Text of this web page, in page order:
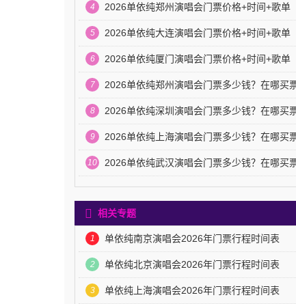
4 2026单依纯郑州演唱会门票价格+时间+歌单
5 2026单依纯大连演唱会门票价格+时间+歌单
6 2026单依纯厦门演唱会门票价格+时间+歌单
7 2026单依纯郑州演唱会门票多少钱？在哪买票
8 2026单依纯深圳演唱会门票多少钱？在哪买票
9 2026单依纯上海演唱会门票多少钱？在哪买票
10 2026单依纯武汉演唱会门票多少钱？在哪买票
相关专题
1 单依纯南京演唱会2026年门票行程时间表
2 单依纯北京演唱会2026年门票行程时间表
3 单依纯上海演唱会2026年门票行程时间表